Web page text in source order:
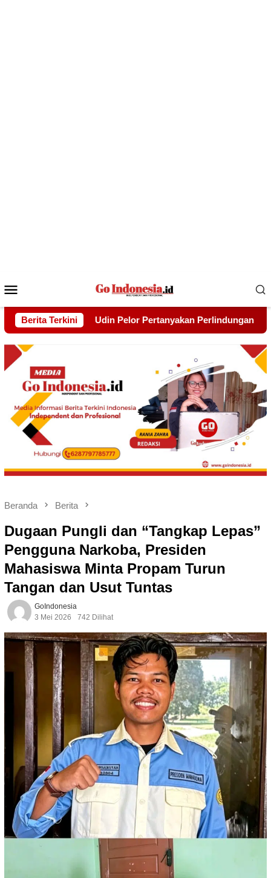
Mobile
Berita Terkini
Perlindungan Hak Warga yang Lebih Dulu Bermukim Di Balik
Beranda Berita
Dugaan Pungli dan “Tangkap Lepas”
Pengguna Narkoba, Presiden
Mahasiswa Minta Propam Turun
Tangan dan Usut Tuntas
GoIndonesia
3 Mei 2026
742 Dilihat